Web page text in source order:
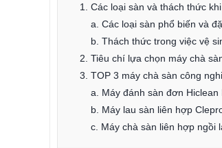
1. Các loại sàn và thách thức
a. Các loại sàn phổ biến và
b. Thách thức trong việc vệ
2. Tiêu chí lựa chọn máy chà
3. TOP 3 máy chà sàn công
a. Máy đánh sàn đơn Hiclean
b. Máy lau sàn liên hợp
c. Máy chà sàn liên hợp ngồi